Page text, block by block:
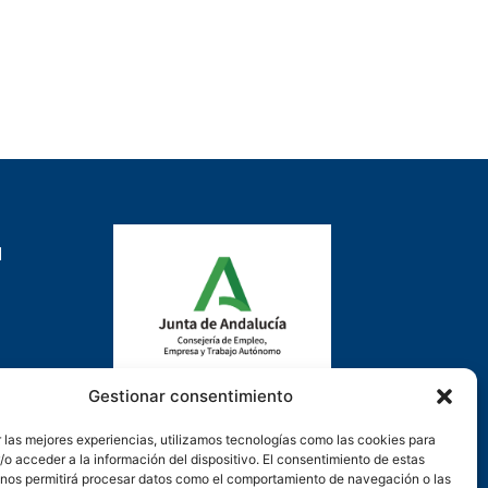
Gestionar consentimiento
las mejores experiencias, utilizamos tecnologías como las cookies para
o acceder a la información del dispositivo. El consentimiento de estas
permitirá procesar datos como el comportamiento de navegación o las
Consejería de Empleo, Formación y
Trabajo Autónomo de la Junta de